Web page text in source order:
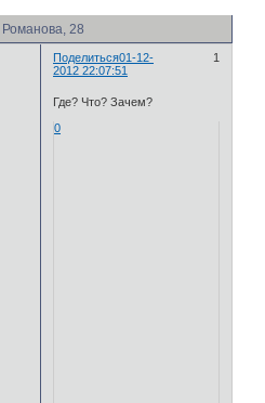
28
Поделиться 1
01-12-
2012 22:07:51
Где? Что? Зачем?
0